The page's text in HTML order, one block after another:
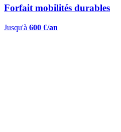
Forfait mobilités durables
Jusqu'à 600 €/an